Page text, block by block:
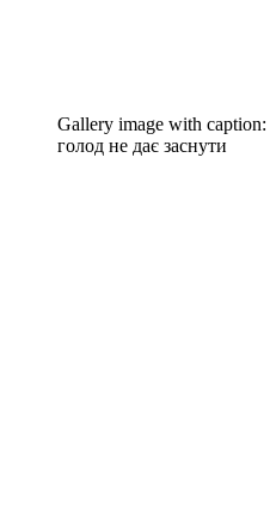
Gallery image with caption:
голод не дає заснути